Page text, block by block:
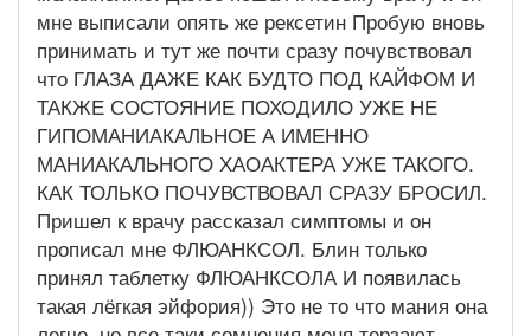
мне выписали опять же рексетин Пробую вновь
принимать и тут же почти сразу почувствовал
что ГЛАЗА ДАЖЕ КАК БУДТО ПОД КАЙФОМ И
ТАКЖЕ СОСТОЯНИЕ ПОХОДИЛО УЖЕ НЕ
ГИПОМАНИАКАЛЬНОЕ А ИМЕННО
МАНИАКАЛЬНОГО ХАОАКТЕРА УЖЕ ТАКОГО.
КАК ТОЛЬКО ПОЧУВСТВОВАЛ СРАЗУ БРОСИЛ.
Пришел к врачу рассказал симптомы и он
прописал мне ФЛЮАНКСОЛ. Блин только
принял таблетку ФЛЮАНКСОЛА И появилась
такая лёгкая эйфория)) Это не то что мания она